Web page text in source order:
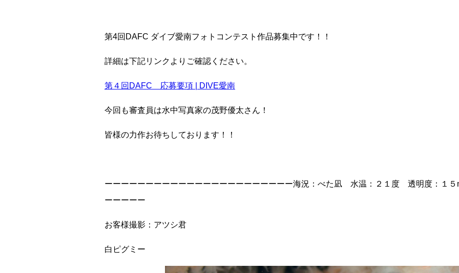
第4回DAFC ダイブ愛南フォトコンテスト作品募集中です！！
詳細は下記リンクよりご確認ください。
第４回DAFC 応募要項 | DIVE愛南
今回も審査員は水中写真家の茂野優太さん！
皆様の力作お待ちしております！！
ーーーーーーーーーーーーーーーーーーーーーーー海況：べた凪 水温：２１度 透明度：１５
ーーーーー
お客様撮影：アツシ君
白ピグミー